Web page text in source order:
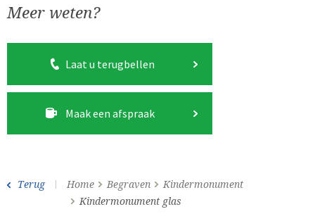
Meer weten?
Laat u terugbellen
Maak een afspraak
Terug Home Begraven
Kindermonument
Kindermonument glas